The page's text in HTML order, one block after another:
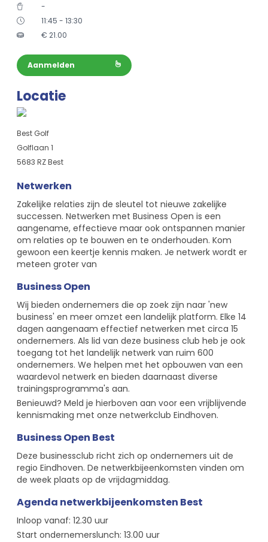
-
11:45 - 13:30
€ 21.00
Aanmelden
Locatie
Best Golf
Golflaan 1
5683 RZ Best
Netwerken
Zakelijke relaties zijn de sleutel tot nieuwe zakelijke
successen. Netwerken met Business Open is een
aangename, effectieve maar ook ontspannen manier
om relaties op te bouwen en te onderhouden. Kom
gewoon een keertje kennis maken. Je netwerk wordt er
meteen groter van
Business Open
Wij bieden ondernemers die op zoek zijn naar 'new
business' en meer omzet een landelijk platform. Elke 14
dagen aangenaam effectief netwerken met circa 15
ondernemers. Als lid van deze business club heb je ook
toegang tot het landelijk netwerk van ruim 600
ondernemers. We helpen met het opbouwen van een
waardevol netwerk en bieden daarnaast diverse
trainingsprogramma's aan.
Benieuwd? Meld je hierboven aan voor een vrijblijvende
kennismaking met onze netwerkclub Eindhoven.
Business Open Best
Deze businessclub richt zich op ondernemers uit de
regio Eindhoven. De netwerkbijeenkomsten vinden om
de week plaats op de vrijdagmiddag.
Agenda netwerkbijeenkomsten Best
Inloop vanaf: 12.30 uur
Start ondernemerslunch: 13.00 uur